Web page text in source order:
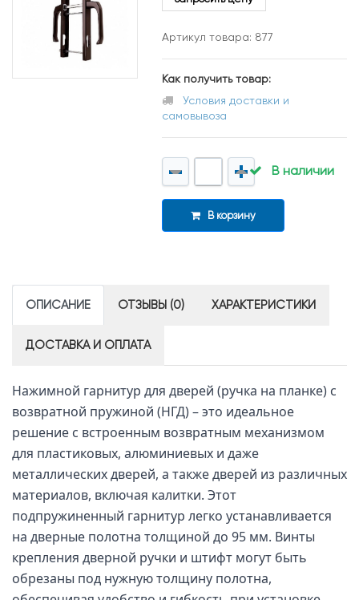
Артикул товара: 877
Как получить товар:
Условия доставки и
самовывоза
В наличии
В корзину
ОПИСАНИЕ ОТЗЫВЫ (0) ХАРАКТЕРИСТИКИ
ДОСТАВКА И ОПЛАТА
Нажимной гарнитур для дверей (ручка на планке) с
возвратной пружиной (НГД) – это идеальное
решение с встроенным возвратным механизмом
для пластиковых, алюминиевых и даже
металлических дверей, а также дверей из различных
материалов, включая калитки. Этот
подпружиненный гарнитур легко устанавливается
на дверные полотна толщиной до 95 мм. Винты
крепления дверной ручки и штифт могут быть
обрезаны под нужную толщину полотна,